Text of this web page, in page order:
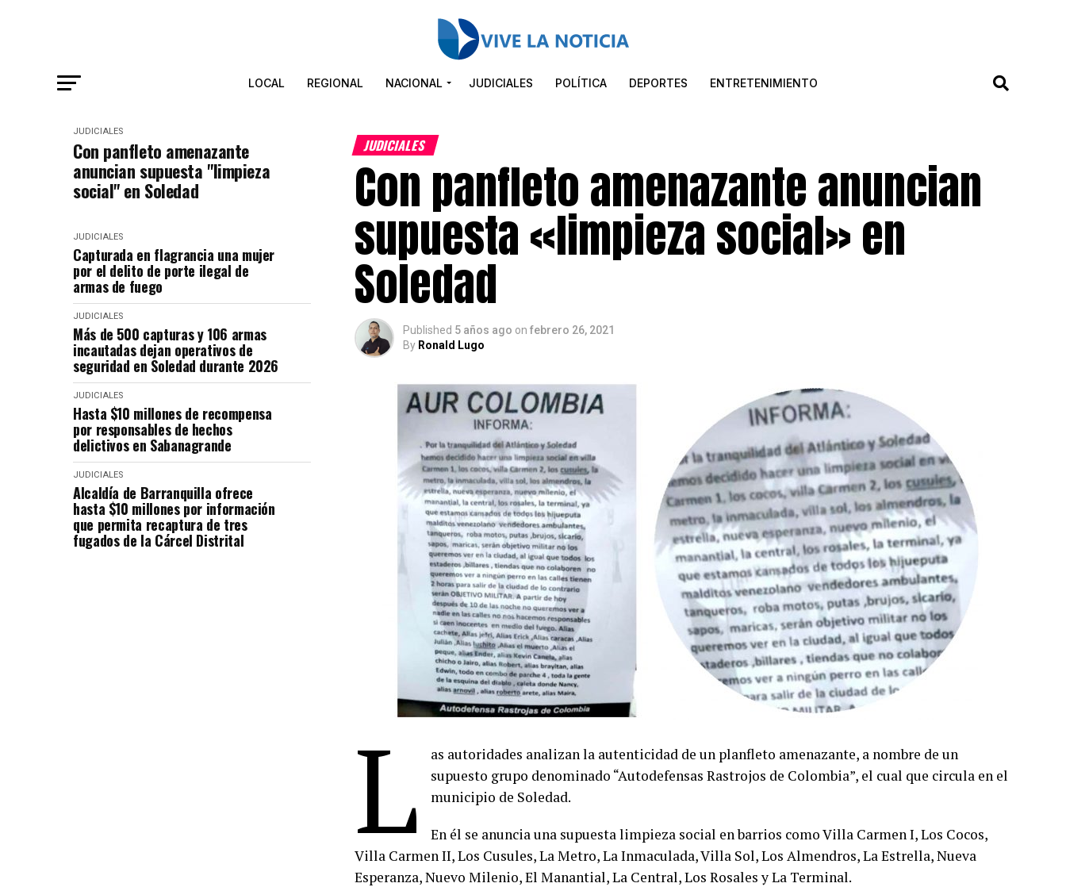
LOCAL REGIONAL NACIONAL JUDICIALES POLÍTICA DEPORTES ENTRETENIMIENTO
JUDICIALES
Con panfleto amenazante
anuncian supuesta "limpieza
social" en Soledad
JUDICIALES
Capturada en flagrancia una mujer
por el delito de porte ilegal de
armas de fuego
JUDICIALES
Más de 500 capturas y 106 armas
incautadas dejan operativos de
seguridad en Soledad durante 2026
JUDICIALES
Hasta $10 millones de recompensa
por responsables de hechos
delictivos en Sabanagrande
JUDICIALES
Alcaldía de Barranquilla ofrece
hasta $10 millones por información
que permita recaptura de tres
fugados de la Cárcel Distrital
JUDICIALES
Con panfleto amenazante anuncian
supuesta «limpieza social» en
Soledad
Published 5 años ago on febrero 26, 2021
By Ronald Lugo
L
as autoridades analizan la autenticidad de un planfleto amenazante, a nombre de un
supuesto grupo denominado “Autodefensas Rastrojos de Colombia”, el cual que circula en el
municipio de Soledad.
En él se anuncia una supuesta limpieza social en barrios como Villa Carmen I, Los Cocos,
Villa Carmen II, Los Cusules, La Metro, La Inmaculada, Villa Sol, Los Almendros, La Estrella, Nueva
Esperanza, Nuevo Milenio, El Manantial, La Central, Los Rosales y La Terminal.